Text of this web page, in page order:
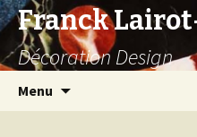
Franck
Décoration Design
Menu